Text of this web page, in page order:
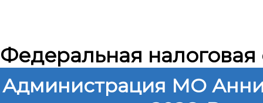
Федеральная налоговая
Администрация МО